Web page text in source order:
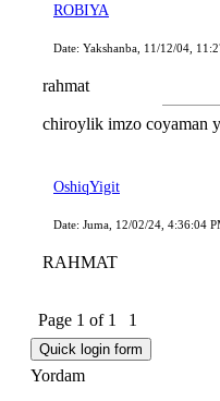
ROBIYA
Date: Yakshanba, 11/12/04,
rahmat
chiroylik imzo coyaman
OshiqYigit
Date: Juma, 12/02/24, 4:36:04
RAHMAT
Page 1 of 1 1
Yordam